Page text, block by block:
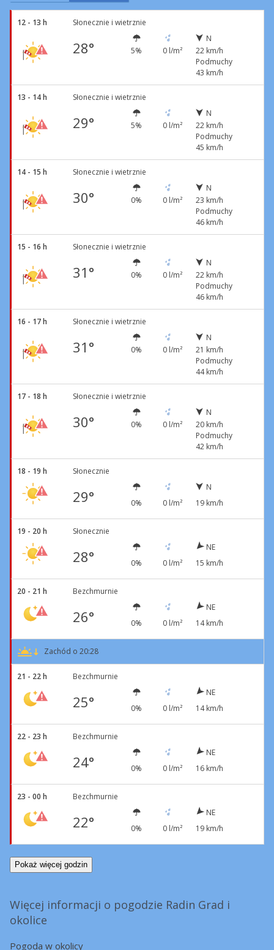
12 - 13 h Słonecznie i wietrznie
28° 5% 0 l/m²
N
22 km/h
Podmuchy
43 km/h
13 - 14 h Słonecznie i wietrznie
29° 5% 0 l/m²
N
22 km/h
Podmuchy
45 km/h
14 - 15 h Słonecznie i wietrznie
30° 0% 0 l/m²
N
23 km/h
Podmuchy
46 km/h
15 - 16 h Słonecznie i wietrznie
31° 0% 0 l/m²
N
22 km/h
Podmuchy
46 km/h
16 - 17 h Słonecznie i wietrznie
31° 0% 0 l/m²
N
21 km/h
Podmuchy
44 km/h
17 - 18 h Słonecznie i wietrznie
30° 0% 0 l/m²
N
20 km/h
Podmuchy
42 km/h
18 - 19 h Słonecznie
29° 0% 0 l/m²
N
19 km/h
19 - 20 h Słonecznie
28° 0% 0 l/m²
NE
15 km/h
20 - 21 h Bezchmurnie
26° 0% 0 l/m²
NE
14 km/h
Zachód o 20:28
21 - 22 h Bezchmurnie
25° 0% 0 l/m²
NE
14 km/h
22 - 23 h Bezchmurnie
24° 0% 0 l/m²
NE
16 km/h
23 - 00 h Bezchmurnie
22° 0% 0 l/m²
NE
19 km/h
Pokaż więcej godzin
Więcej informacji o pogodzie Radin Grad i
okolice
Pogoda w okolicy